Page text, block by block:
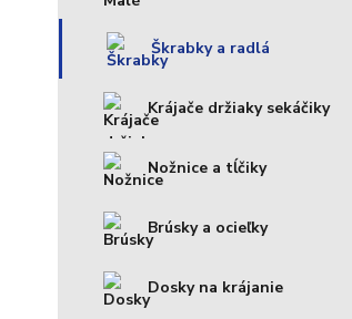
Škrabky a radlá
Krájače držiaky sekáčiky
Nožnice a tĺčiky
Brúsky a ocieľky
Dosky na krájanie